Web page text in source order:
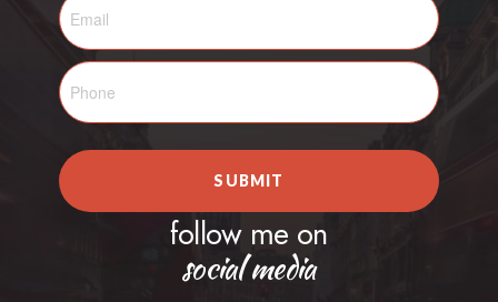
SUBMIT
follow me on
social media